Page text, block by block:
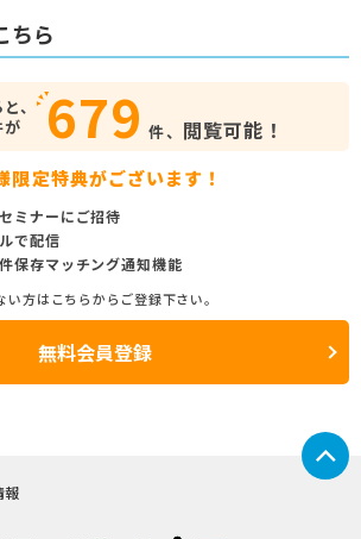
ちら
、
が
679 件、 閲覧可能！
限定特典がございます！
ミナーにご招待
で配信
保存マッチング通知機能
方はこちらからご登録下さい。
無料会員登録
報